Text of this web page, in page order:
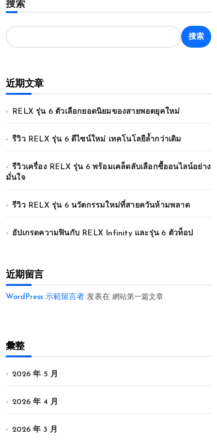
搜索
搜索
近期文章
RELX รุ่น 6 ตัวเลือกยอดนิยมของสายพอตยุคใหม่
รีวิว RELX รุ่น 6 ดีไซน์ใหม่ เทคโนโลยีล้ำกว่าเดิม
รีวิวเครื่อง RELX รุ่น 6 พร้อมเคล็ดลับเลือกซื้ออนไลน์อย่าง
มั่นใจ
รีวิว RELX รุ่น 6 นวัตกรรมใหม่ที่สายควันห้ามพลาด
อัปเกรดความฟินกับ RELX Infinity และรุ่น 6 ตัวท็อป
近期留言
WordPress 示範留言者 发表在 網站第一篇文章
彙整
2026 年 5 月
2026 年 4 月
2026 年 3 月